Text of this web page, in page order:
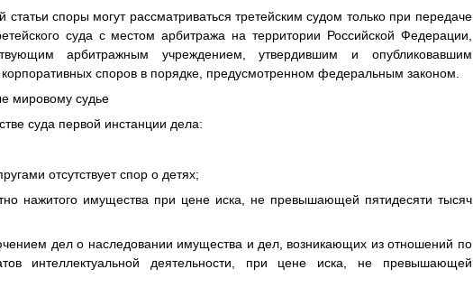
статьи споры могут рассматриваться третейским судом только при передаче
суда с местом арбитража на территории Российской Федерации,
арбитражным учреждением, утвердившим и опубликовавшим
споров в порядке, предусмотренном федеральным законом.
мировому судье
суда первой инстанции дела:
отсутствует спор о детях;
нажитого имущества при цене иска, не превышающей пятидесяти тысяч
дел о наследовании имущества и дел, возникающих из отношений по
интеллектуальной деятельности, при цене иска, не превышающей